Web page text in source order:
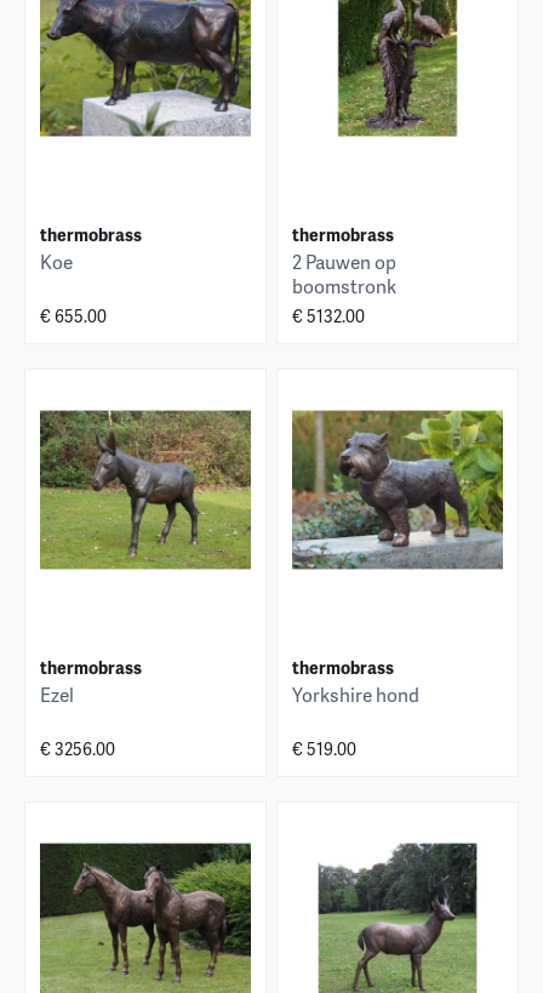
thermobrass
Koe
€ 655.00
thermobrass
2 Pauwen op
boomstronk
€ 5132.00
thermobrass
Ezel
€ 3256.00
thermobrass
Yorkshire hond
€ 519.00